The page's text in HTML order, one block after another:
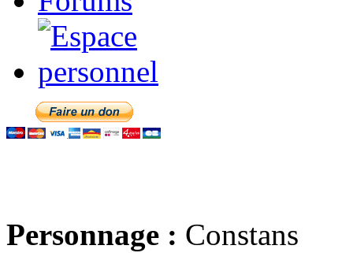
Personnage : Constans